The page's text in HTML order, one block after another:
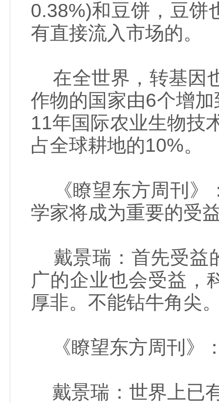
0.38%)和豆饼，豆饼
有直接流入市场的。
在全世界，转基因
作物的国家由6个增
11年国际农业生物技
占全球耕地的10%。
《瞭望东方周刊》
学家将成为重要的受
戴景瑞：首先受益
广的企业也会受益，
厚非。不能钻牛角尖
《瞭望东方周刊》
戴景瑞：世界上已